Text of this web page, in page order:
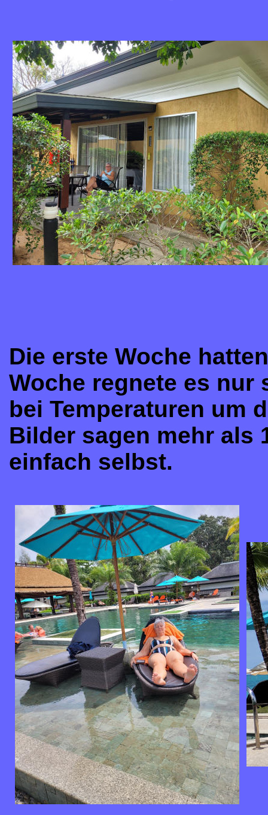
Die erste Woche
Woche regnete es nur
bei Temperaturen um
Bilder sagen mehr als
einfach selbst.